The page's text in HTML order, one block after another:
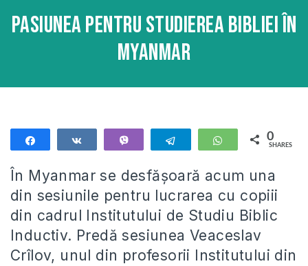
Pasiunea pentru studierea Bibliei în
Myanmar
Telegram WhatsApp
0
SHARES
În Myanmar se desfășoară acum una
din sesiunile pentru lucrarea cu copiii
din cadrul Institutului de Studiu Biblic
Inductiv. Predă sesiunea Veaceslav
Crîlov, unul din profesorii Institutului din